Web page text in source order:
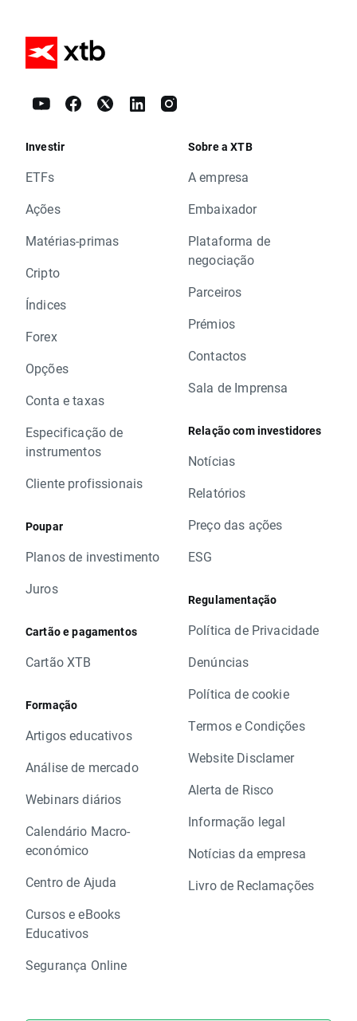
Investir
ETFs
Ações
Matérias-primas
Cripto
Índices
Forex
Opções
Conta e taxas
Especificação de
instrumentos
Cliente profissionais
Poupar
Planos de investimento
Juros
Cartão e pagamentos
Cartão XTB
Formação
Artigos educativos
Análise de mercado
Webinars diários
Calendário Macro-
económico
Centro de Ajuda
Cursos e eBooks
Educativos
Segurança Online
Sobre a XTB
A empresa
Embaixador
Plataforma de
negociação
Parceiros
Prémios
Contactos
Sala de Imprensa
Relação com investidores
Notícias
Relatórios
Preço das ações
ESG
Regulamentação
Política de Privacidade
Denúncias
Política de cookie
Termos e Condições
Website Disclamer
Alerta de Risco
Informação legal
Notícias da empresa
Livro de Reclamações